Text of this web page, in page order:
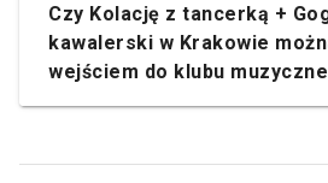
Czy Kolację z tancerką +
kawalerski w Krakowie
wejściem do klubu